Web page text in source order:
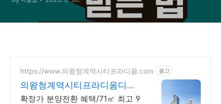
https://www.의왕청계역시티프라디움.com 광고
의왕청계역시티프라디움디하
모니
확정가 분양전환 혜택/71㎡ 최고 9